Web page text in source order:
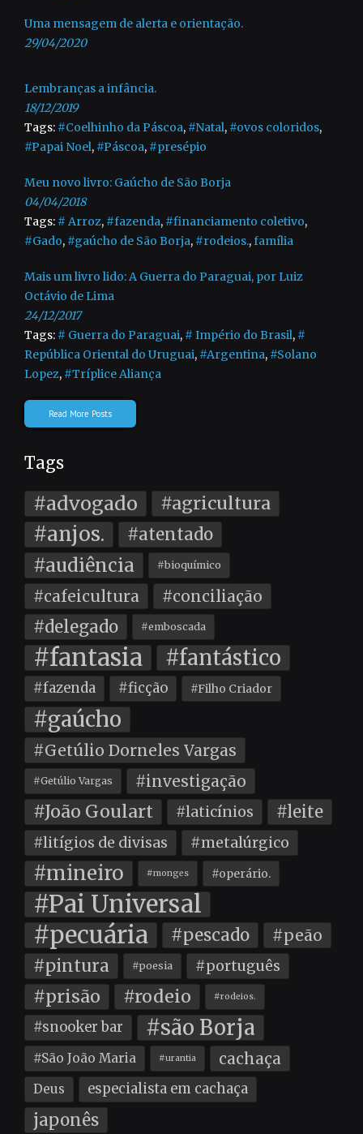
Uma mensagem de alerta e orientação.
29/04/2020
Lembranças a infância.
18/12/2019
Tags: #Coelhinho da Páscoa, #Natal, #ovos coloridos,
#Papai Noel, #Páscoa, #presépio
Meu novo livro: Gaúcho de São Borja
04/04/2018
Tags: # Arroz, #fazenda, #financiamento coletivo,
#Gado, #gaúcho de São Borja, #rodeios.,família
Mais um livro lido: A Guerra do Paraguai, por Luiz
Octávio de Lima
24/12/2017
Tags: # Guerra do Paraguai, # Império do Brasil, #
República Oriental do Uruguai, #Argentina, #Solano
Lopez, #Tríplice Aliança
Read More Posts
Tags
#advogado #agricultura
#anjos. #atentado
#audiência #bioquímico
#cafeicultura #conciliação
#delegado #emboscada
#fantasia #fantástico
#fazenda #ficção #Filho Criador
#gaúcho
#Getúlio Dorneles Vargas
#Getúlio Vargas #investigação
#João Goulart #laticínios #leite
#litígios de divisas #metalúrgico
#mineiro #monges #operário.
#Pai Universal
#pecuária
#pescado #peão
#pintura #poesia #português
#prisão #rodeio #rodeios.
#snooker bar #são Borja
#São João Maria #urantia cachaça
Deus especialista em cachaça
japonês